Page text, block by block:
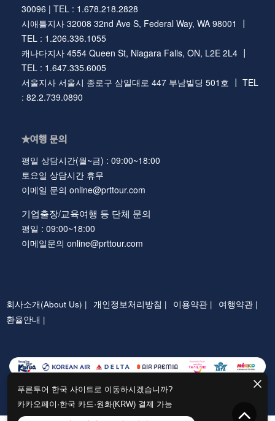
푸른투어 한국 사이트로 이동하시겠습니까?
카카오페이·한국 카드·원화(KRW) 결제 가능
30096 | TEL : 1.678.218.2828
시애틀지사 32008 32nd Ave S, Federal Way, WA 98001 ┃
TEL : 1.206.336.1055
캐나다지사 4554 Queen St, Niagara Falls, ON, L2E 2L4 ┃
TEL : 1.647.335.6005
서울지사 서울시 종로구 삼일대로 447 부남빌딩 501호 ┃ TEL
: 82.2.739.0890
★여행 문의
평일 상담시간(월~금) : 09:00~18:00
토요일 상담시간 휴무
이메일 문의 online@prttour.com
기업출장/교육여행 등 단체 문의
평일 : 09:00~18:00
이메일문의 online@prttour.com
회사소개(About Us) | 개인정보처리방침 | 이용약관 |
여행약관 |
환율안내 |